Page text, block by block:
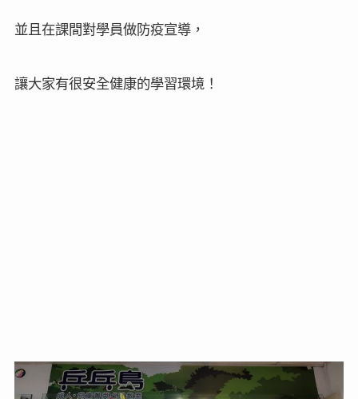
並且在課間對學員做防疫宣導，
讓大家有很安全健康的學習環境！